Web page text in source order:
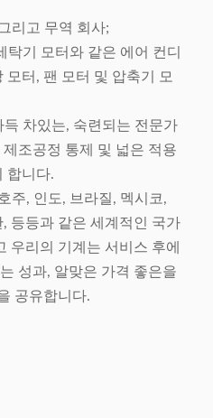
리고 무역 회사;
탁기 모터와 같은 에어 컨디
모터, 팬 모터 및 압축기 모
차있는, 숙련되는 전문가
조공정 통제 및 넓은 적용
합니다.
주, 인도, 브라질, 멕시코,
등등과 같은 세계적인 국가
우리의 기계는 서비스 후에
성과, 알맞은 가격 좋은을
공유합니다.